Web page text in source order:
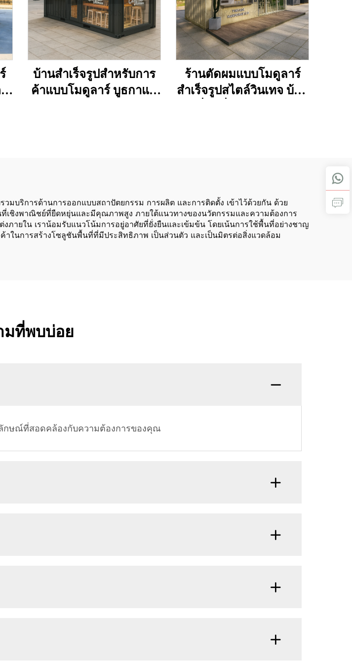
บ้านสำเร็จรูปสำหรับการ
ค้าแบบโมดูลาร์ บูธกาแฟ
ร้านตัดผมแบบโมดูลาร์
สำเร็จรูปสไตล์วินเทจ บ้าน
มบริการด้านการออกแบบสถาปัตยกรรม การผลิต และการติดตั้ง เข้าไว้ด้วยกัน ด้วย
เชิงพาณิชย์ที่ยืดหยุ่นและมีคุณภาพสูง ภายใต้แนวทางของนวัตกรรมและความต้องการ
ภายใน เราน้อมรับแนวโน้มการอยู่อาศัยที่ยั่งยืนและเข้มข้น โดยเน้นการใช้พื้นที่อย่างชาญ
ในการสร้างโซลูชันพื้นที่ที่มีประสิทธิภาพ เป็นส่วนตัว และเป็นมิตรต่อสิ่งแวดล้อม
มที่พบบ่อย
กษณ์ที่สอดคล้องกับความต้องการของคุณ